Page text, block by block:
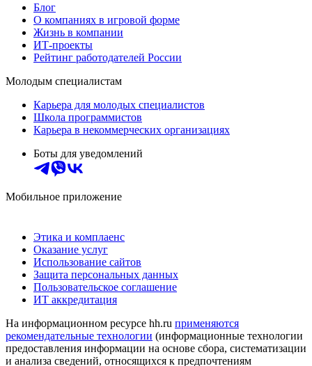
Блог
О компаниях в игровой форме
Жизнь в компании
ИТ-проекты
Рейтинг работодателей России
Молодым специалистам
Карьера для молодых специалистов
Школа программистов
Карьера в некоммерческих организациях
Боты для уведомлений
Мобильное приложение
Этика и комплаенс
Оказание услуг
Использование сайтов
Защита персональных данных
Пользовательское соглашение
ИТ аккредитация
На информационном ресурсе hh.ru применяются
рекомендательные технологии (информационные технологии
предоставления информации на основе сбора, систематизации
и анализа сведений, относящихся к предпочтениям